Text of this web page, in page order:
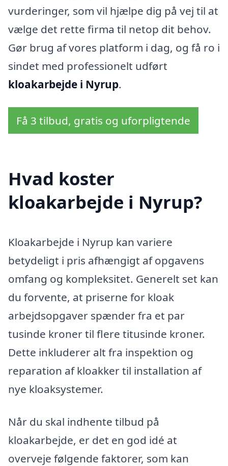
vurderinger, som vil hjælpe dig på vej til at
vælge det rette firma til netop dit behov.
Gør brug af vores platform i dag, og få ro i
sindet med professionelt udført
kloakarbejde i Nyrup.
Få 3 tilbud, gratis og uforpligtende
Hvad koster
kloakarbejde i Nyrup?
Kloakarbejde i Nyrup kan variere
betydeligt i pris afhængigt af opgavens
omfang og kompleksitet. Generelt set kan
du forvente, at priserne for kloak
arbejdsopgaver spænder fra et par
tusinde kroner til flere titusinde kroner.
Dette inkluderer alt fra inspektion og
reparation af kloakker til installation af
nye kloaksystemer.
Når du skal indhente tilbud på
kloakarbejde, er det en god idé at
overveje følgende faktorer, som kan